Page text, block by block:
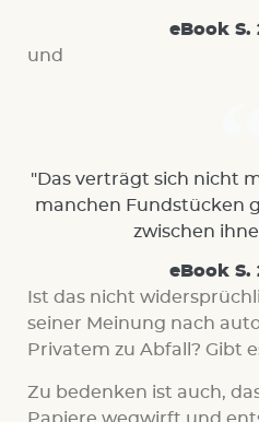
eBook S.
und
"Das verträgt sich nicht
manchen Fundstücken
zwischen
eBook S.
Ist das nicht
seiner Meinung nach
Privatem zu Abfall? Gibt
Zu bedenken ist auch,
Papiere wegwirft und